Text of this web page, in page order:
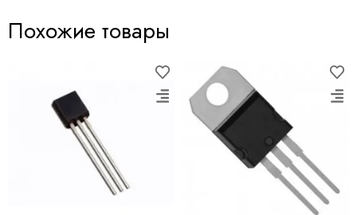
Похожие товары